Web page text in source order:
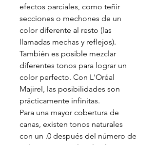
efectos parciales, como teñir
secciones o mechones de un
color diferente al resto (las
llamadas mechas y reflejos).
También es posible mezclar
diferentes tonos para lograr un
color perfecto. Con L'Oréal
Majirel, las posibilidades son
prácticamente infinitas.
Para una mayor cobertura de
canas, existen tonos naturales
con un .0 después del número de